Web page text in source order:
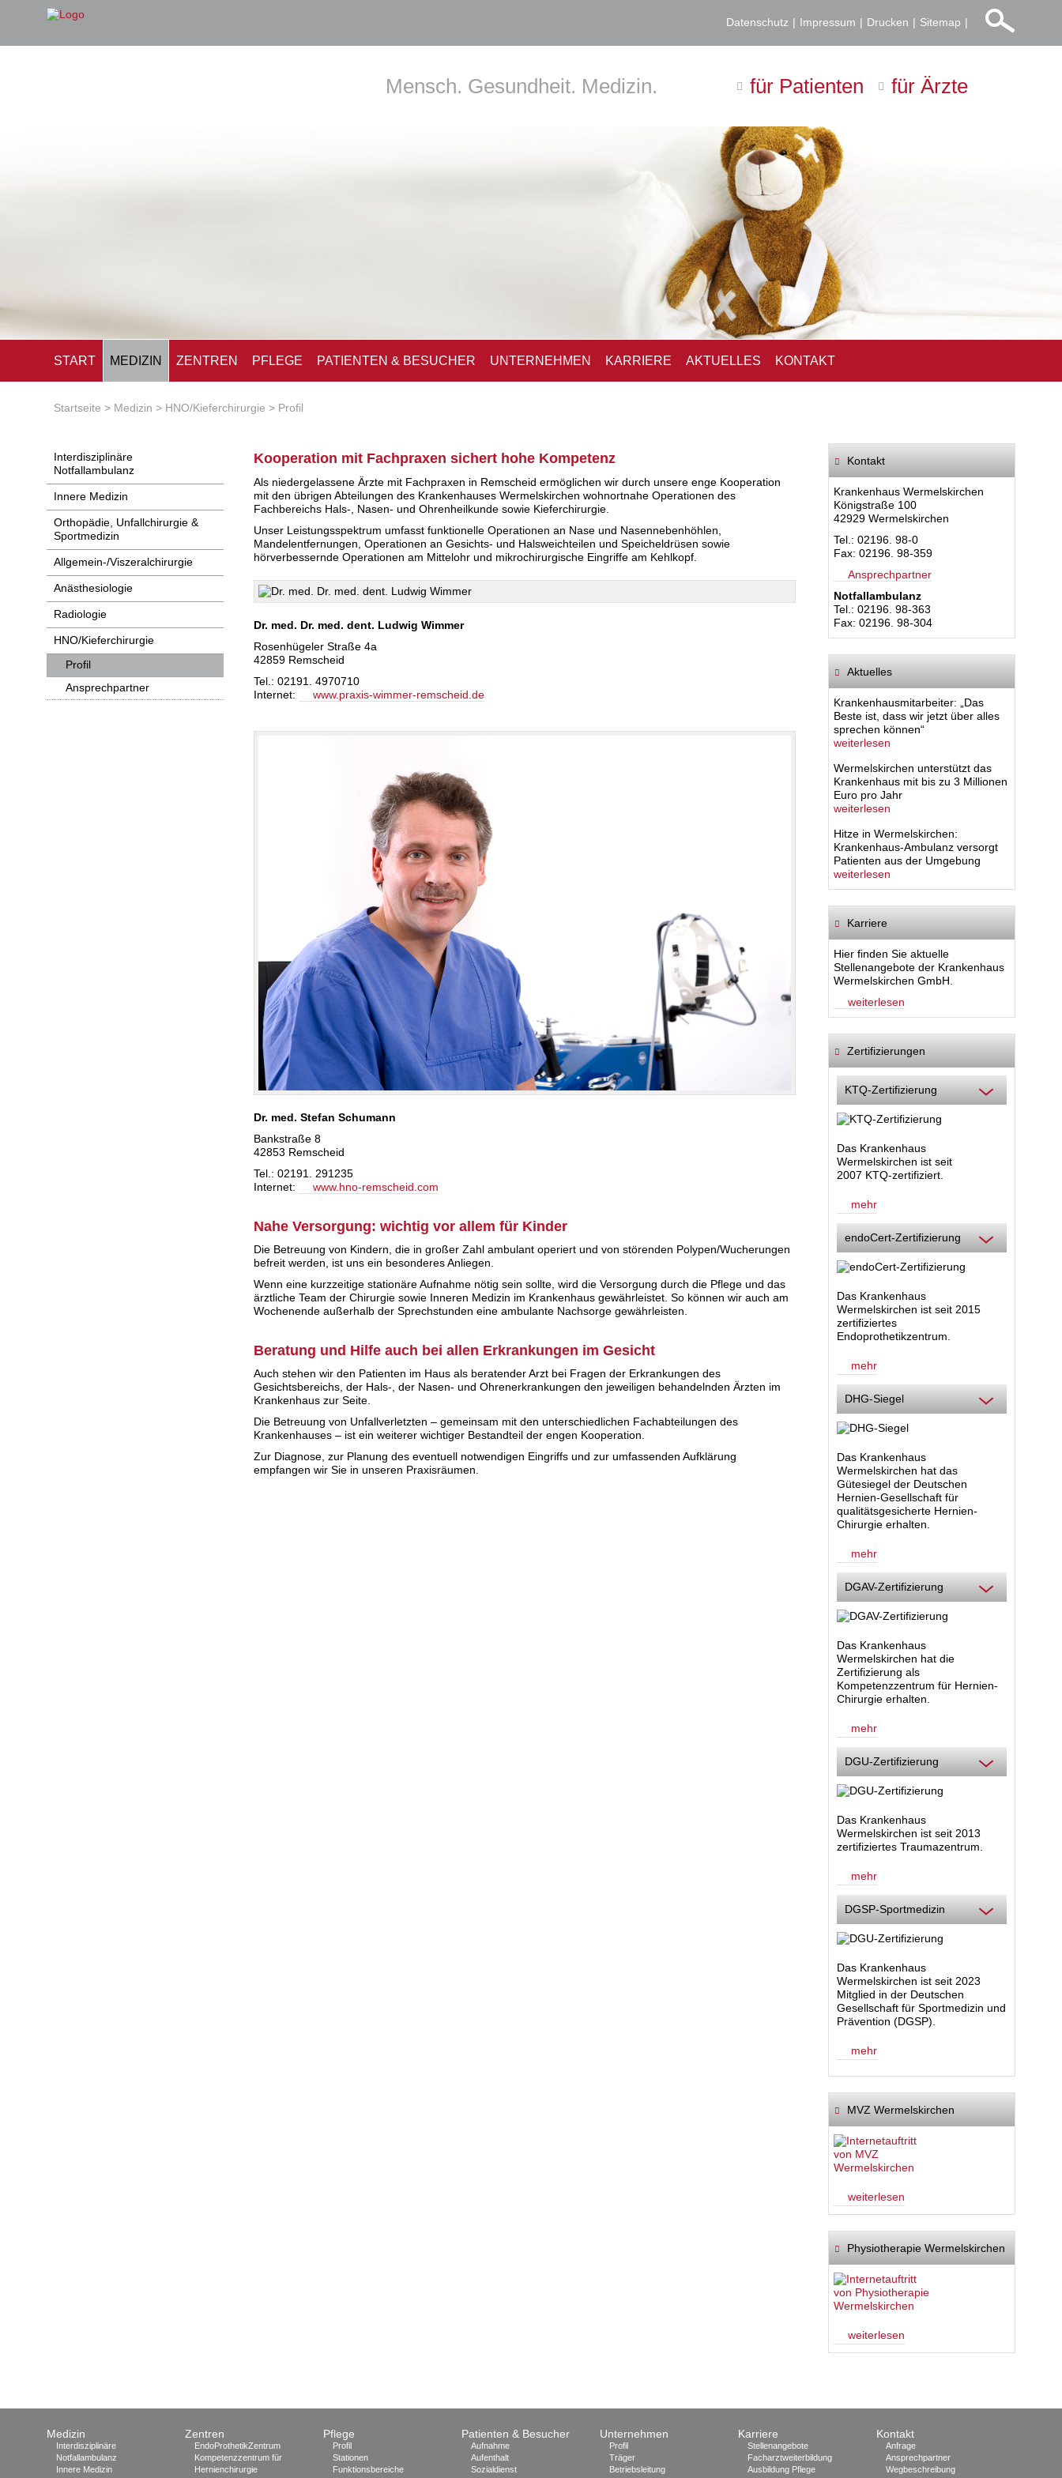
Datenschutz Impressum Drucken Sitemap
für Patienten für Ärzte
Mensch. Gesundheit. Medizin.
START MEDIZIN ZENTREN PFLEGE PATIENTEN & BESUCHER UNTERNEHMEN KARRIERE AKTUELLES KONTAKT
Startseite Medizin HNO/Kieferchirurgie Profil
Interdisziplinäre
Notfallambulanz
Innere Medizin
Orthopädie, Unfallchirurgie &
Sportmedizin
Allgemein-/Viszeralchirurgie
Anästhesiologie
Radiologie
HNO/Kieferchirurgie
Profil
Ansprechpartner
Kooperation mit Fachpraxen sichert hohe Kompetenz
Als niedergelassene Ärzte mit Fachpraxen in Remscheid ermöglichen wir durch unsere enge Kooperation
mit den übrigen Abteilungen des Krankenhauses Wermelskirchen wohnortnahe Operationen des
Fachbereichs Hals-, Nasen- und Ohrenheilkunde sowie Kieferchirurgie.
Unser Leistungsspektrum umfasst funktionelle Operationen an Nase und Nasennebenhöhlen,
Mandelentfernungen, Operationen an Gesichts- und Halsweichteilen und Speicheldrüsen sowie
hörverbessernde Operationen am Mittelohr und mikrochirurgische Eingriffe am Kehlkopf.
Dr. med. Dr. med. dent. Ludwig Wimmer
Rosenhügeler Straße 4a
42859 Remscheid
Tel.: 02191. 4970710
Internet:
www.praxis-wimmer-remscheid.de
Dr. med. Stefan Schumann
Bankstraße 8
42853 Remscheid
Tel.: 02191. 291235
Internet:
www.hno-remscheid.com
Nahe Versorgung: wichtig vor allem für Kinder
Die Betreuung von Kindern, die in großer Zahl ambulant operiert und von störenden Polypen/Wucherungen
befreit werden, ist uns ein besonderes Anliegen.
Wenn eine kurzzeitige stationäre Aufnahme nötig sein sollte, wird die Versorgung durchdie Pflege und das
ärztliche Team der Chirurgie sowie Inneren Medizin im Krankenhaus gewährleistet. So können wir auch am
Wochenende außerhalb der Sprechstunden eine ambulante Nachsorge gewährleisten.
Beratung und Hilfe auch bei allen Erkrankungen im Gesicht
Auch stehen wir den Patienten im Haus als beratender Arzt bei Fragen der Erkrankungen des
Gesichtsbereichs, der Hals-, der Nasen- und Ohrenerkrankungen den jeweiligen behandelnden Ärzten im
Krankenhaus zur Seite.
Die Betreuung von Unfallverletzten – gemeinsam mit den unterschiedlichen Fachabteilungen des
Krankenhauses – ist ein weiterer wichtiger Bestandteil der engen Kooperation.
Zur Diagnose, zur Planung des eventuell notwendigen Eingriffs und zur umfassenden Aufklärung
empfangen wir Sie in unseren Praxisräumen.
Kontakt
Krankenhaus Wermelskirchen
Königstraße 100
42929 Wermelskirchen
Tel.: 02196. 98-0
Fax: 02196. 98-359
Ansprechpartner
Notfallambulanz
Tel.: 02196. 98-363
Fax: 02196. 98-304
Aktuelles
Krankenhausmitarbeiter: „Das
Beste ist, dass wir jetzt über alles
sprechen können“
weiterlesen
Wermelskirchen unterstützt das
Krankenhaus mit bis zu 3 Millionen
Euro pro Jahr
weiterlesen
Hitze in Wermelskirchen:
Krankenhaus-Ambulanz versorgt
Patienten aus der Umgebung
weiterlesen
Karriere
Hier finden Sie aktuelle
Stellenangebote der Krankenhaus
Wermelskirchen GmbH.
weiterlesen
Zertifizierungen
KTQ-Zertifizierung
Das Krankenhaus
Wermelskirchen ist seit
2007 KTQ-zertifiziert.
mehr
endoCert-Zertifizierung
Das Krankenhaus
Wermelskirchen ist seit 2015
zertifiziertes
Endoprothetikzentrum.
mehr
DHG-Siegel
Das Krankenhaus
Wermelskirchen hat das
Gütesiegel der Deutschen
Hernien-Gesellschaft für
qualitätsgesicherte Hernien-
Chirurgie erhalten.
mehr
DGAV-Zertifizierung
Das Krankenhaus
Wermelskirchen hat die
Zertifizierung als
Kompetenzzentrum für Hernien-
Chirurgie erhalten.
mehr
DGU-Zertifizierung
Das Krankenhaus
Wermelskirchen ist seit 2013
zertifiziertes Traumazentrum.
mehr
DGSP-Sportmedizin
Das Krankenhaus
Wermelskirchen ist seit 2023
Mitglied in der Deutschen
Gesellschaft für Sportmedizin und
Prävention (DGSP).
mehr
MVZ Wermelskirchen
weiterlesen
Physiotherapie Wermelskirchen
weiterlesen
Medizin
Interdisziplinäre
Notfallambulanz
Innere Medizin
Zentren
EndoProthetikZentrum
Kompetenzzentrum für
Hernienchirurgie
Pflege
Profil
Stationen
Funktionsbereiche
Patienten & Besucher
Aufnahme
Aufenthalt
Sozialdienst
Unternehmen
Profil
Träger
Betriebsleitung
Karriere
Stellenangebote
Facharztweiterbildung
Ausbildung Pflege
Kontakt
Anfrage
Ansprechpartner
Wegbeschreibung